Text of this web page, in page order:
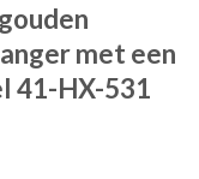
met een
41-HX-531